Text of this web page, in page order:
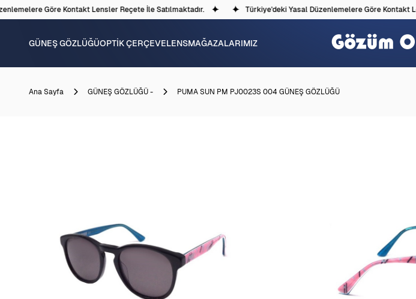
Göre Kontakt Lensler Reçete İle Satılmaktadır. Türkiye'deki Yasal Düzenlemelere Göre Kontakt
GÜNEŞ GÖZLÜĞÜOPTİK ÇERÇEVELENSMAĞAZALARIMIZ
Ana Sayfa GÜNEŞ GÖZLÜĞÜ - PUMA SUN PM PJ0023S 004 GÜNEŞ GÖZLÜĞÜ